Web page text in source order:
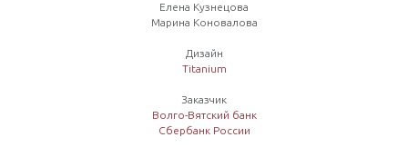
Елена Кузнецова
Марина Коновалова
Дизайн
Titanium
Заказчик
Волго-Вятский банк
Сбербанк России